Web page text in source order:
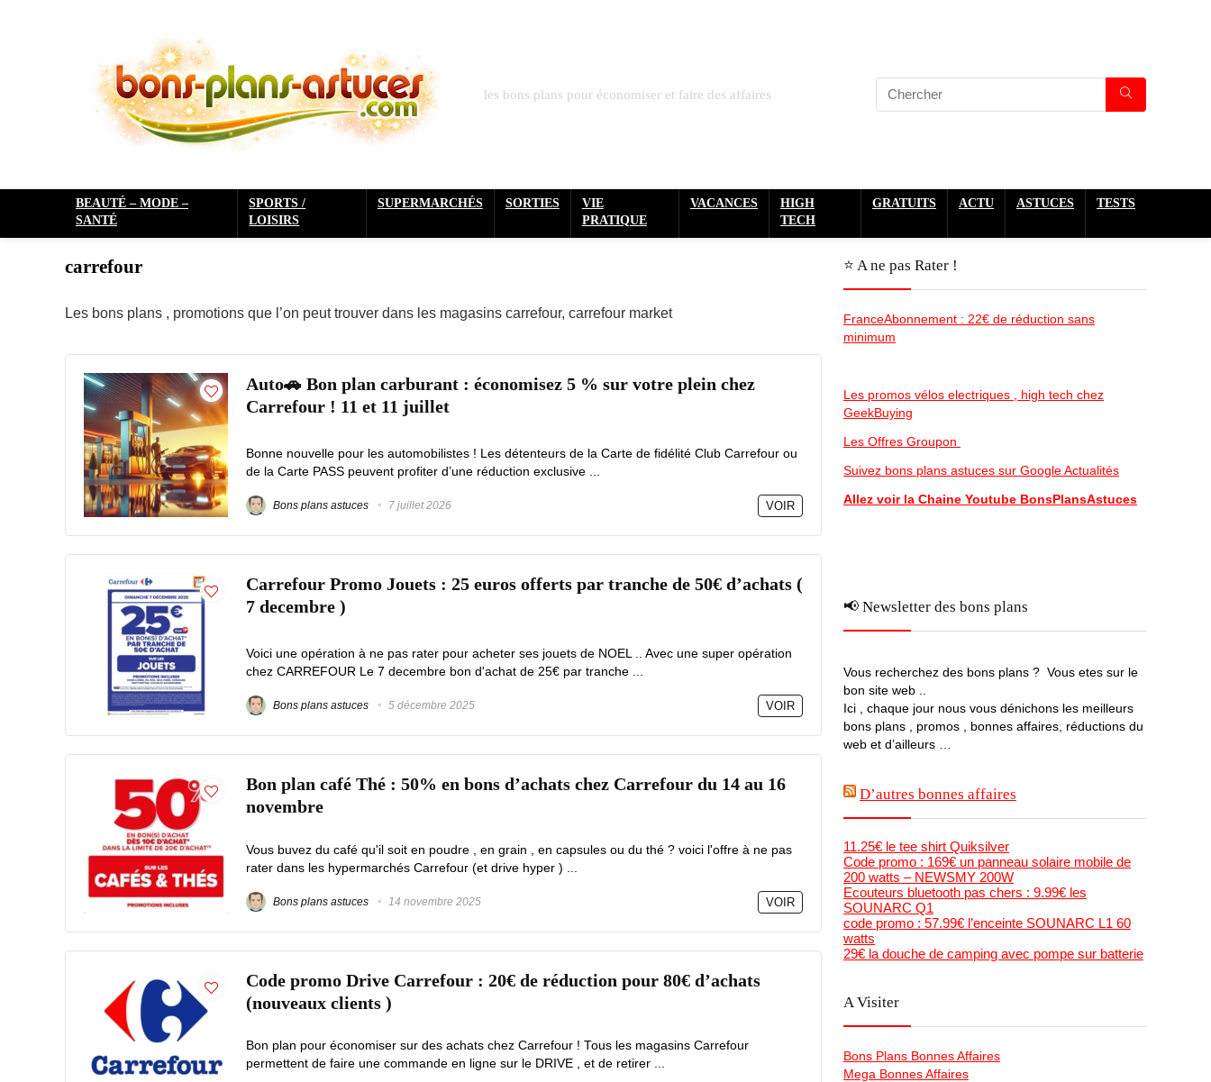
les bons plans pour économiser et faire des affaires
BEAUTÉ – MODE –
SANTÉ
SPORTS /
LOISIRS
SUPERMARCHÉS SORTIES
VIE
PRATIQUE
VACANCES
HIGH
TECH
GRATUITS ACTU ASTUCES TESTS
carrefour
Les bons plans , promotions que l’on peut trouver dans les magasins carrefour, carrefour market
Auto🚗 Bon plan carburant : économisez 5 % sur votre plein chez
Carrefour ! 11 et 11 juillet
Bonne nouvelle pour les automobilistes ! Les détenteurs de la Carte de fidélité Club Carrefour ou
de la Carte PASS peuvent profiter d’une réduction exclusive ...
Bons plans astuces 7 juillet 2026 VOIR
Carrefour Promo Jouets : 25 euros offerts par tranche de 50€ d’achats (
7 decembre )
Voici une opération à ne pas rater pour acheter ses jouets de NOEL .. Avec une super opération
chez CARREFOUR Le 7 decembre bon d'achat de 25€ par tranche ...
Bons plans astuces 5 décembre 2025 VOIR
Bon plan café Thé : 50% en bons d’achats chez Carrefour du 14 au 16
novembre
Vous buvez du café qu'il soit en poudre , en grain , en capsules ou du thé ? voici l'offre à ne pas
rater dans les hypermarchés Carrefour (et drive hyper ) ...
Bons plans astuces 14 novembre 2025 VOIR
Code promo Drive Carrefour : 20€ de réduction pour 80€ d’achats
(nouveaux clients )
Bon plan pour économiser sur des achats chez Carrefour ! Tous les magasins Carrefour
permettent de faire une commande en ligne sur le DRIVE , et de retirer ...
⭐️ A ne pas Rater !
FranceAbonnement : 22€ de réduction sans
minimum
Les promos vélos electriques , high tech chez
GeekBuying
Les Offres Groupon
Suivez bons plans astuces sur Google Actualités
Allez voir la Chaine Youtube BonsPlansAstuces
📢 Newsletter des bons plans
Vous recherchez des bons plans ? Vous etes sur le
bon site web ..
Ici , chaque jour nous vous dénichons les meilleurs
bons plans , promos , bonnes affaires, réductions du
web et d’ailleurs …
D’autres bonnes affaires
11.25€ le tee shirt Quiksilver
Code promo : 169€ un panneau solaire mobile de
200 watts – NEWSMY 200W
Ecouteurs bluetooth pas chers : 9.99€ les
SOUNARC Q1
code promo : 57.99€ l’enceinte SOUNARC L1 60
watts
29€ la douche de camping avec pompe sur batterie
A Visiter
Bons Plans Bonnes Affaires
Mega Bonnes Affaires